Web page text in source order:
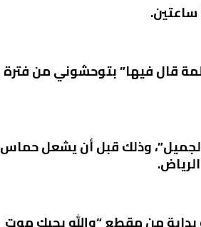
قال فيها” بتوحشوني من فترة
وذلك قبل أن يشعل حماس